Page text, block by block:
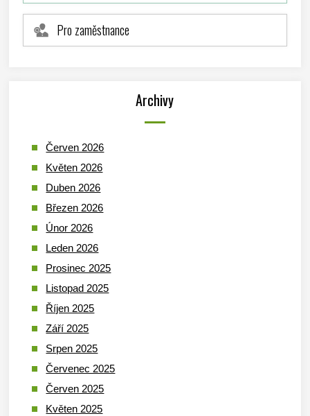
Pro zaměstnance
Archivy
Červen 2026
Květen 2026
Duben 2026
Březen 2026
Únor 2026
Leden 2026
Prosinec 2025
Listopad 2025
Říjen 2025
Září 2025
Srpen 2025
Červenec 2025
Červen 2025
Květen 2025